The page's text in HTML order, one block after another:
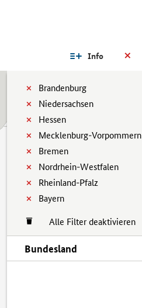
Info
Brandenburg
Niedersachsen
Hessen
Mecklenburg-Vorpommern
Bremen
Nordrhein-Westfalen
Rheinland-Pfalz
Bayern
Alle Filter deaktivieren
Bundesland